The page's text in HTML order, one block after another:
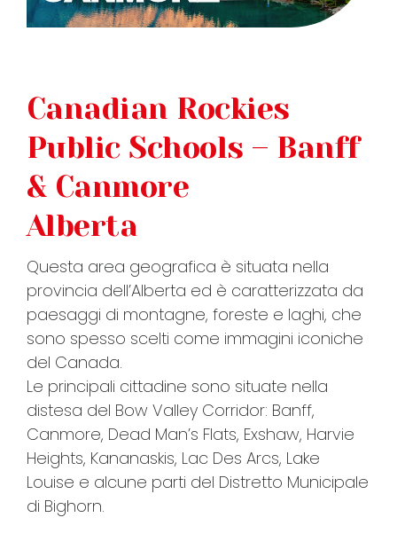
VIDEO
CONTATTI
Canadian Rockies
Public Schools – Banff
& Canmore
Alberta
Questa area geografica è situata nella
provincia dell’Alberta ed è caratterizzata da
paesaggi di montagne, foreste e laghi, che
sono spesso scelti come immagini iconiche
del Canada.
Le principali cittadine sono situate nella
distesa del Bow Valley Corridor: Banff,
Canmore, Dead Man’s Flats, Exshaw, Harvie
Heights, Kananaskis, Lac Des Arcs, Lake
Louise e alcune parti del Distretto Municipale
di Bighorn.